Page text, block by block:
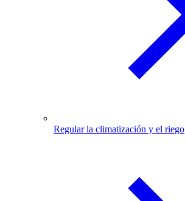
Regular la climatización y el riego